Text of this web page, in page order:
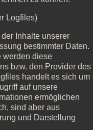
Logfiles)
Inhalte unserer
bestimmter Daten.
werden diese
bzw. den Provider des
handelt es sich um
auf unsere
ermöglichen
sind aber aus
und Darstellung